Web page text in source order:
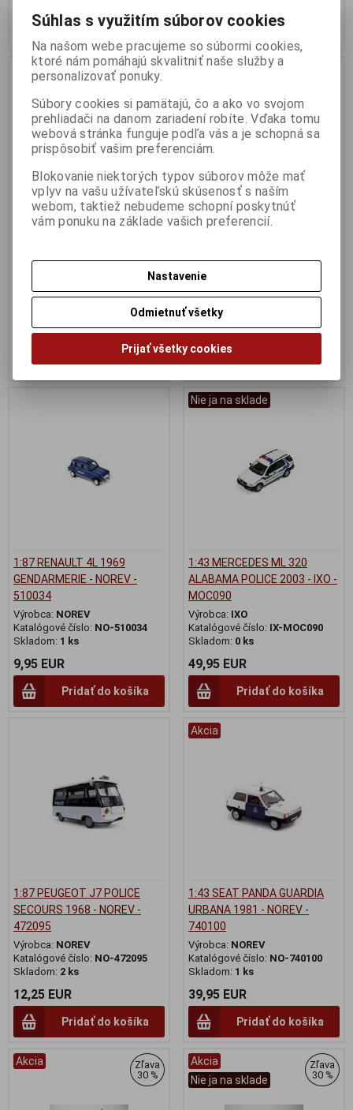
Pridať do košíka Pridať do košíka
Akcia
Zľava
20 %
1:87 PORSCHE CAYENNE
25391
Katalógové číslo:SC-25391
7,95 EUR9,95 EUR
Náš TIP
1:87 VW BEETLE POLIZEI
Katalógové číslo:
Skladom:1 ks
9,95 EUR
Pridať do košíka
1:87 RENAULT 4L 1969
GENDARMERIE - NOREV -
510034
Výrobca: NOREV
Katalógové číslo: NO-510034
Skladom: 1 ks
9,95 EUR
Pridať do košíka
Nie ja na sklade
1:43 MERCEDES ML 320
ALABAMA POLICE 2003 - IXO -
MOC090
Výrobca: IXO
Katalógové číslo: IX-MOC090
Skladom: 0 ks
49,95 EUR
Pridať do košíka
1:87 PEUGEOT J7 POLICE
SECOURS 1968 - NOREV -
472095
Výrobca: NOREV
Katalógové číslo: NO-472095
Skladom: 2 ks
12,25 EUR
Pridať do košíka
Akcia
1:43 SEAT PANDA GUARDIA
URBANA 1981 - NOREV -
740100
Výrobca: NOREV
Katalógové číslo: NO-740100
Skladom: 1 ks
39,95 EUR
Pridať do košíka
Akcia
Zľava
30 %
Akcia
Nie ja na sklade
Zľava
30 %
Súhlas s využitím súborov cookies
Na našom webe pracujeme so súbormi cookies,
ktoré nám pomáhajú skvalitniť naše služby a
personalizovať ponuky.
Súbory cookies si pamätajú, čo a ako vo svojom
prehliadači na danom zariadení robíte. Vďaka tomu
webová stránka funguje podľa vás a je schopná sa
prispôsobiť vašim preferenciám.
Blokovanie niektorých typov súborov môže mať
vplyv na vašu užívateľskú skúsenosť s naším
webom, taktiež nebudeme schopní poskytnúť
vám ponuku na základe vašich preferencií.
Nastavenie
Odmietnuť všetky
Prijať všetky cookies